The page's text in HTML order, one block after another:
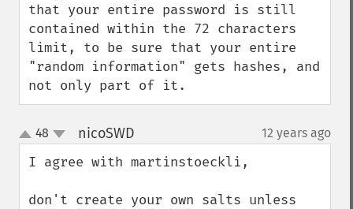
that your entire password is still
contained within the 72 characters
limit, to be sure that your entire
"random information" gets hashes, and
not only part of it.
up
down
48 nicoSWD 12 years ago
I agree with martinstoeckli,
don't create your own salts unless